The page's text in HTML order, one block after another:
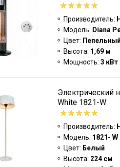
Производитель:
Модель: Diana
Цвет: Пепельный
Высота: 1,69 м
Мощность: 3 кВт
Электрический
White 1821-W
Производитель:
Модель: 1821- W
Цвет: Белый
Высота: 224 см